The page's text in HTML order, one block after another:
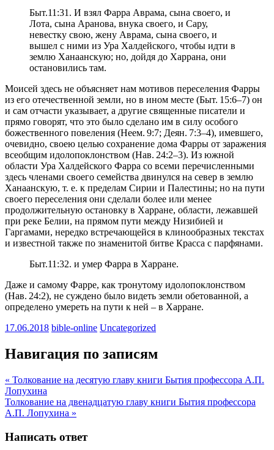
Быт.11:31. И взял Фарра Аврама, сына своего, и
Лота, сына Аранова, внука своего, и Сару,
невестку свою, жену Аврама, сына своего, и
вышел с ними из Ура Халдейского, чтобы идти в
землю Ханаанскую; но, дойдя до Харрана, они
остановились там.
Моисей здесь не объясняет нам мотивов переселения Фарры
из его отечественной земли, но в ином месте (Быт. 15:6–7) он
и сам отчасти указывает, а другие священные писатели и
прямо говорят, что это было сделано им в силу особого
божественного повеления (Неем. 9:7; Деян. 7:3–4), имевшего,
очевидно, своею целью сохранение дома Фарры от заражения
всеобщим идолопоклонством (Нав. 24:2–3). Из южной
области Ура Халдейского Фарра со всеми перечисленными
здесь членами своего семейства двинулся на север в землю
Ханаанскую, т. е. к пределам Сирии и Палестины; но на пути
своего переселения они сделали более или менее
продолжительную остановку в Харране, области, лежавшей
при реке Белии, на прямом пути между Низибией и
Гаргамами, нередко встречающейся в клинообразных текстах
и известной также по знаменитой битве Красса с парфянами.
Быт.11:32. и умер Фарра в Харране.
Даже и самому Фарре, как тронутому идолопоклонством
(Нав. 24:2), не суждено было видеть земли обетованной, а
определено умереть на пути к ней – в Харране.
17.06.2018 bible-online Uncategorized
Навигация по записям
« Толкование на десятую главу книги Бытия профессора A.П.
Лопухина
Толкование на двенадцатую главу книги Бытия профессора
A.П. Лопухина »
Написать ответ